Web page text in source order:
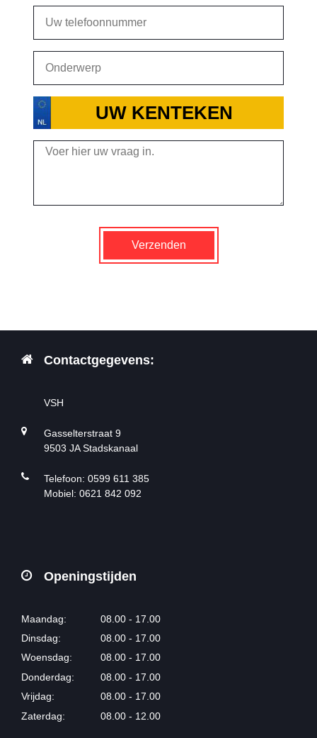
Verzenden
Contactgegevens:
VSH
Gasselterstraat 9
9503 JA Stadskanaal
Telefoon: 0599 611 385
Mobiel: 0621 842 092
Openingstijden
Maandag:
08.00 - 17.00
Dinsdag:
08.00 - 17.00
Woensdag:
08.00 - 17.00
Donderdag:
08.00 - 17.00
Vrijdag:
08.00 - 17.00
Zaterdag:
08.00 - 12.00